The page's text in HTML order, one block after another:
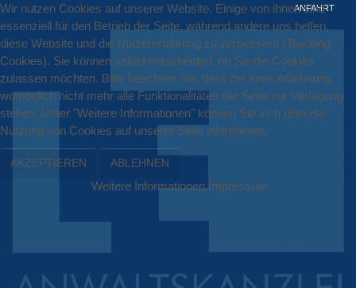
ANFAHRT
Wir nutzen Cookies auf unserer Website. Einige von ihnen sind
essenziell für den Betrieb der Seite, während andere uns helfen,
diese Website und die Nutzererfahrung zu verbessern (Tracking
Cookies). Sie können selbst entscheiden, ob Sie die Cookies
zulassen möchten. Bitte beachten Sie, dass bei einer Ablehnung
womöglich nicht mehr alle Funktionalitäten der Seite zur Verfügung
stehen. Unter "Weitere Informationen" können Sie sich über die
Nutzung von Cookies auf unserer Seite informieren.
AKZEPTIEREN ABLEHNEN
Weitere Informationen Impressum